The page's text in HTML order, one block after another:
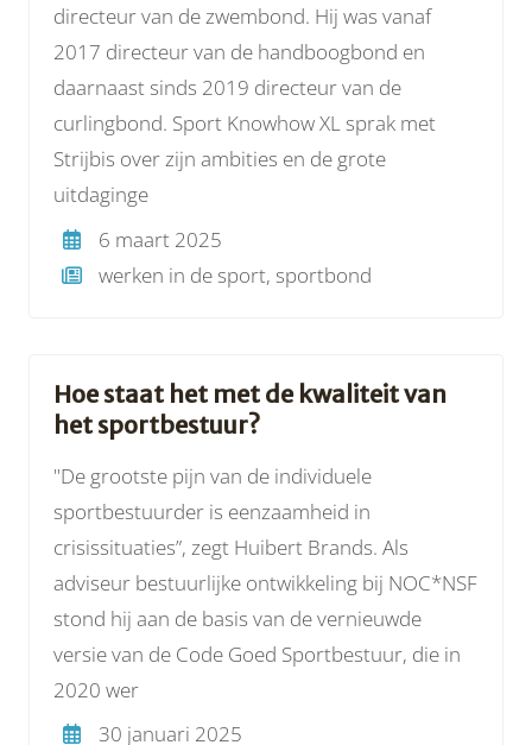
directeur van de zwembond. Hij was vanaf
2017 directeur van de handboogbond en
daarnaast sinds 2019 directeur van de
curlingbond. Sport Knowhow XL sprak met
Strijbis over zijn ambities en de grote
uitdaginge
6 maart 2025
werken in de sport, sportbond
Hoe staat het met de kwaliteit van
het sportbestuur?
"De grootste pijn van de individuele
sportbestuurder is eenzaamheid in
crisissituaties”, zegt Huibert Brands. Als
adviseur bestuurlijke ontwikkeling bij NOC*NSF
stond hij aan de basis van de vernieuwde
versie van de Code Goed Sportbestuur, die in
2020 wer
30 januari 2025